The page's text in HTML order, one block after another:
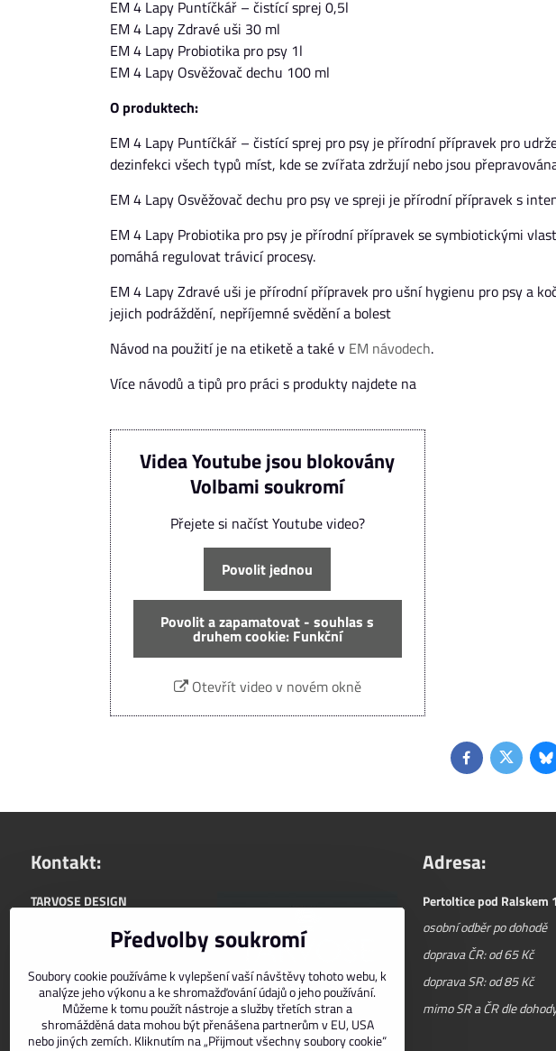
EM 4 Lapy Puntíčkář – čistící sprej 0,5l
EM 4 Lapy Zdravé uši 30 ml
EM 4 Lapy Probiotika pro psy 1l
EM 4 Lapy Osvěžovač dechu 100 ml
O produktech:
EM 4 Lapy Puntíčkář – čistící sprej pro psy je přírodní přípravek pro
dezinfekci všech typů míst, kde se zvířata zdržují nebo jsou
EM 4 Lapy Osvěžovač dechu pro psy ve spreji je přírodní přípravek s
EM 4 Lapy Probiotika pro psy je přírodní přípravek se symbiotickými
pomáhá regulovat trávicí procesy.
EM 4 Lapy Zdravé uši je přírodní přípravek pro ušní hygienu pro psy a
jejich podráždění, nepříjemné svědění a bolest
Návod na použití je na etiketě a také v EM návodech.
Více návodů a tipů pro práci s produkty najdete na
Videa Youtube jsou blokovány
Volbami soukromí
Přejete si načíst Youtube video?
Povolit jednou
Povolit a zapamatovat - souhlas s
druhem cookie: Funkční
Otevřít video v novém okně
FacebookTwitter
Kontakt:
TARVOSE DESIGN
+420722588565
upřednostňujeme komunikaci:
info@tarvose.com
zasíláme do ČR i SR
Facebook
Instagram
Adresa:
Pertoltice pod Ralskem
osobní odběr po dohodě
doprava ČR: od 65 Kč
doprava SR: od 85 Kč
mimo SR a ČR dle
Předvolby soukromí
Soubory cookie používáme k vylepšení vaší návštěvy tohoto webu, k
analýze jeho výkonu a ke shromažďování údajů o jeho používání.
Můžeme k tomu použít nástroje a služby třetích stran a
shromážděná data mohou být přenášena partnerům v EU, USA
nebo jiných zemích. Kliknutím na „Přijmout všechny soubory cookie“